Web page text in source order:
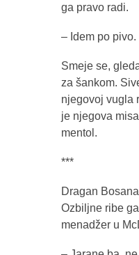
ga pravo radi.
– Idem po pivo.
Smeje se,
za šankom.
njegovoj vugla
je njegova
mentol.
***
Dragan
Ozbiljne ribe
menadžer u